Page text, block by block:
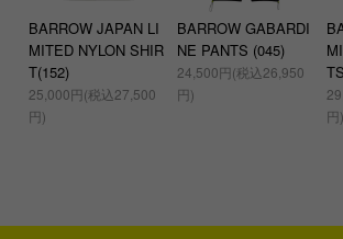
BARROW JAPAN LI
MITED NYLON SHIR
T(152)
25,000円(税込27,500
円)
BARROW GABARDI
NE PANTS (045)
24,500円(税込26,950
円)
円)